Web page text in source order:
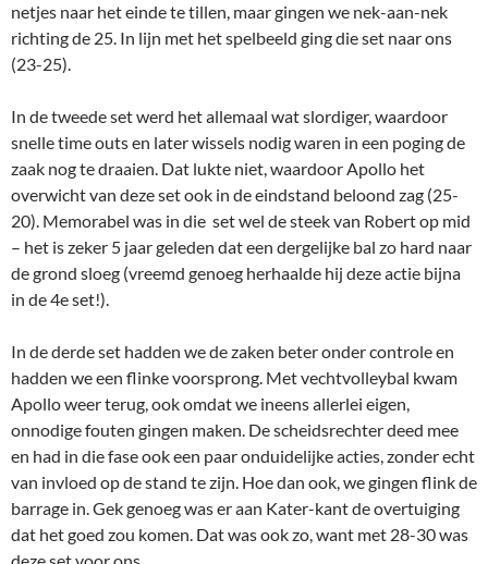
netjes naar het einde te tillen, maar gingen we nek-aan-nek
richting de 25. In lijn met het spelbeeld ging die set naar ons
(23-25).
In de tweede set werd het allemaal wat slordiger, waardoor
snelle time outs en later wissels nodig waren in een poging de
zaak nog te draaien. Dat lukte niet, waardoor Apollo het
overwicht van deze set ook in de eindstand beloond zag (25-
20). Memorabel was in die set wel de steek van Robert op mid
– het is zeker 5 jaar geleden dat een dergelijke bal zo hard naar
de grond sloeg (vreemd genoeg herhaalde hij deze actie bijna
in de 4e set!).
In de derde set hadden we de zaken beter onder controle en
hadden we een flinke voorsprong. Met vechtvolleybal kwam
Apollo weer terug, ook omdat we ineens allerlei eigen,
onnodige fouten gingen maken. De scheidsrechter deed mee
en had in die fase ook een paar onduidelijke acties, zonder echt
van invloed op de stand te zijn. Hoe dan ook, we gingen flink de
barrage in. Gek genoeg was er aan Kater-kant de overtuiging
dat het goed zou komen. Dat was ook zo, want met 28-30 was